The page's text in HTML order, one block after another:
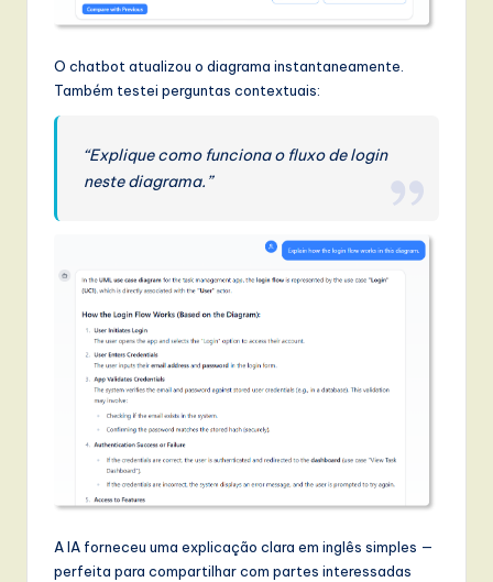
O chatbot atualizou o diagrama instantaneamente.
Também testei perguntas contextuais:
“Explique como funciona o fluxo de login
neste diagrama.”
A IA forneceu uma explicação clara em inglês simples —
perfeita para compartilhar com partes interessadas